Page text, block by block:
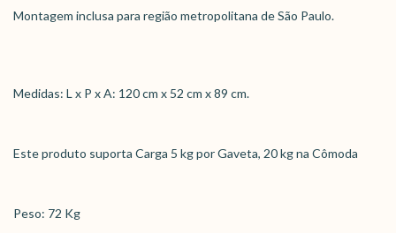
Montagem inclusa para região metropolitana de São Paulo.
Medidas: L x P x A: 120 cm x 52 cm x 89 cm.
Este produto suporta Carga 5 kg por Gaveta, 20 kg na Cômoda
Peso: 72 Kg